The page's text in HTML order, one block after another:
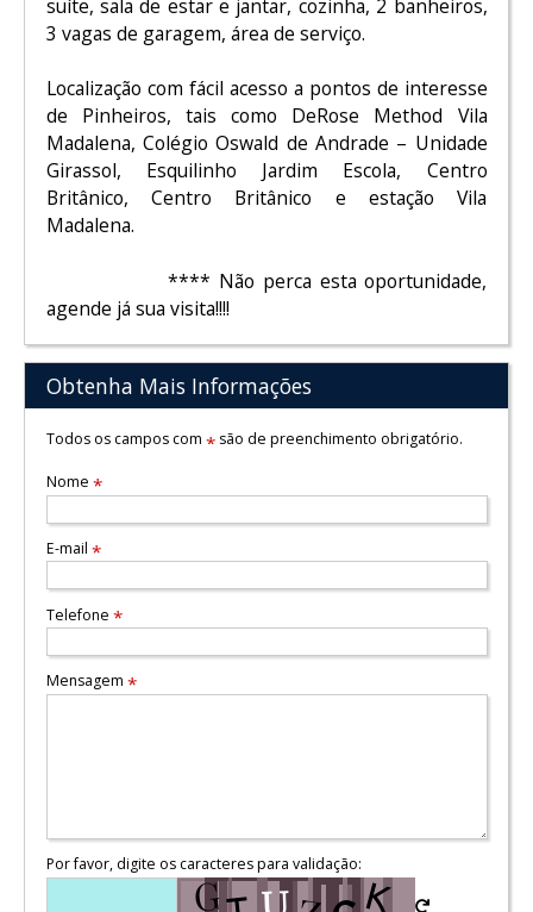
suíte, sala de estar e jantar, cozinha, 2 banheiros,
3 vagas de garagem, área de serviço.
Localização com fácil acesso a pontos de interesse
de Pinheiros, tais como DeRose Method Vila
Madalena, Colégio Oswald de Andrade – Unidade
Girassol, Esquilinho Jardim Escola, Centro
Britânico, Centro Britânico e estação Vila
Madalena.
**** Não perca esta oportunidade,
agende já sua visita!!!!
Obtenha Mais Informações
Todos os campos com *são de preenchimento obrigatório.
Nome *
E-mail *
Telefone *
Mensagem *
Por favor, digite os caracteres para validação: